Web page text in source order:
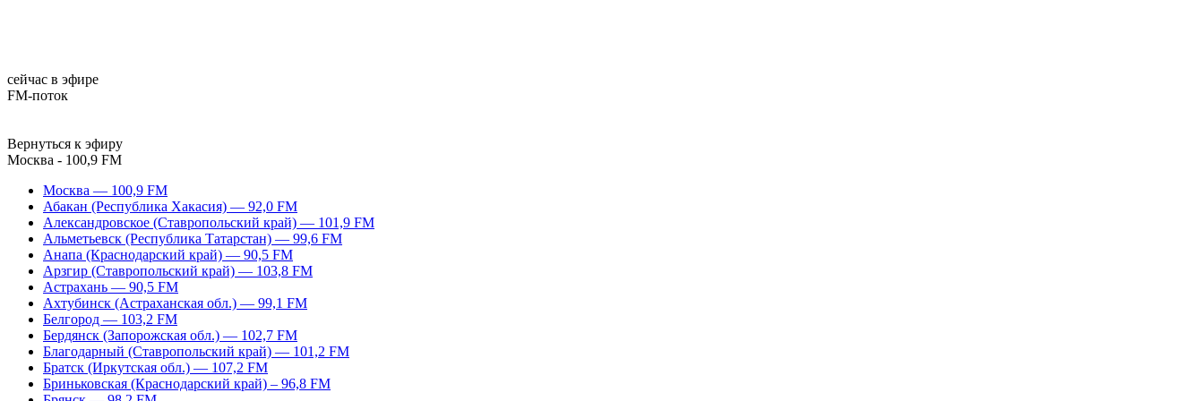
сейчас в эфире
FM-поток
Вернуться к эфиру
Москва - 100,9 FM
Москва — 100,9 FM
Абакан (Республика Хакасия) — 92,0 FM
Александровское (Ставропольский край) — 101,9 FM
Альметьевск (Республика Татарстан) — 99,6 FM
Анапа (Краснодарский край) — 90,5 FM
Арзгир (Ставропольский край) — 103,8 FM
Астрахань — 90,5 FM
Ахтубинск (Астраханская обл.) — 99,1 FM
Белгород — 103,2 FM
Бердянск (Запорожская обл.) — 102,7 FM
Благодарный (Ставропольский край) — 101,2 FM
Братск (Иркутская обл.) — 107,2 FM
Бриньковская (Краснодарский край) – 96,8 FM